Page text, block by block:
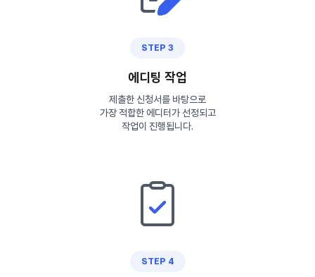
STEP 3
에디팅 작업
제출한 신청서를 바탕으로
가장 적합한 에디터가 선정되고
작업이 진행됩니다.
STEP 4